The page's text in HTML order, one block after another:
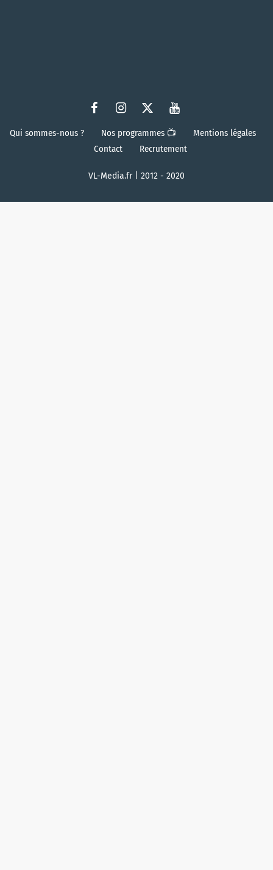
Qui sommes-nous ? Nos programmes 📺
Mentions légales
Contact
Recrutement
VL-Media.fr | 2012 - 2020